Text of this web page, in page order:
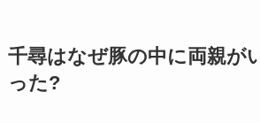
千尋はなぜ豚の中に両親が
った?